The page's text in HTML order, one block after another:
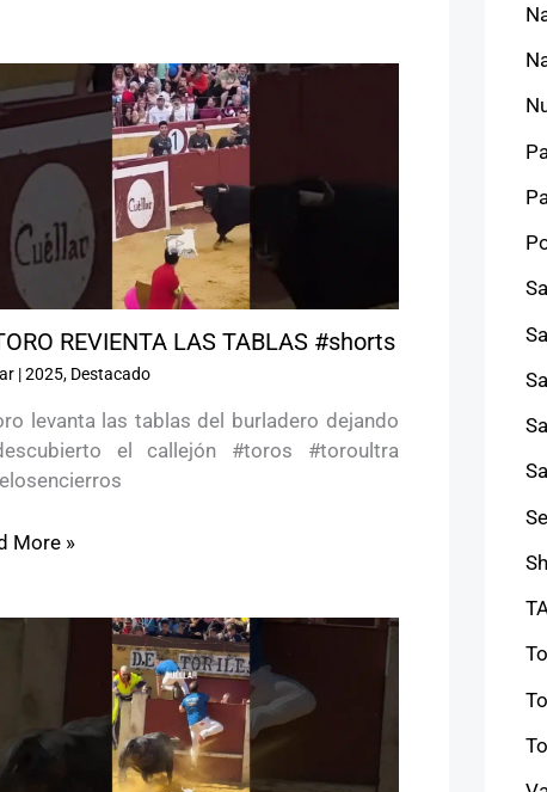
REVIENTA LAS TABLAS #shorts
|2025, Destacado
levanta las tablas del burladero dejando
el callejón #toros #toroultra
More »